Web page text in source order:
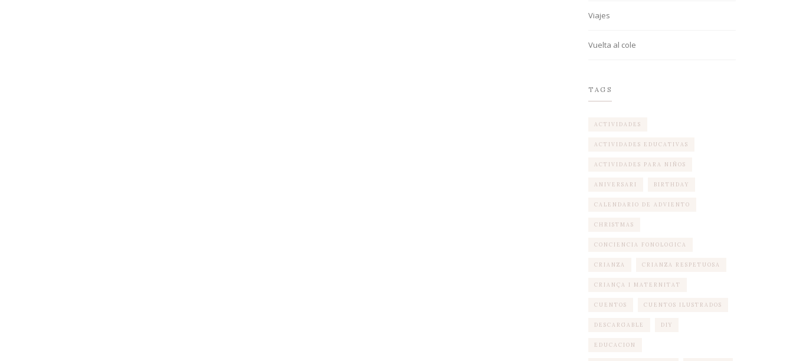
Viajes
Vuelta al cole
TAGS
ACTIVIDADES
ACTIVIDADES EDUCATIVAS
ACTIVIDADES PARA NIÑOS
ANIVERSARI BIRTHDAY
CALENDARIO DE ADVIENTO
CHRISTMAS
CONCIENCIA FONOLOGICA
CRIANZA CRIANZA RESPETUOSA
CRIANÇA I MATERNITAT
CUENTOS CUENTOS ILUSTRADOS
DESCARGABLE DIY
EDUCACION